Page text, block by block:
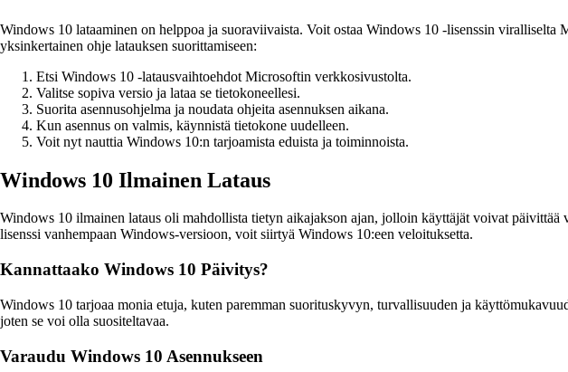
Windows 10 lataaminen on helppoa ja suoraviivaista. Voit ostaa Windows 10 -lisenssin
yksinkertainen ohje latauksen suorittamiseen:
Etsi Windows 10 -latausvaihtoehdot Microsoftin verkkosivustolta.
Valitse sopiva versio ja lataa se tietokoneellesi.
Suorita asennusohjelma ja noudata ohjeita asennuksen aikana.
Kun asennus on valmis, käynnistä tietokone uudelleen.
Voit nyt nauttia Windows 10:n tarjoamista eduista ja toiminnoista.
Windows 10 Ilmainen Lataus
Windows 10 ilmainen lataus oli mahdollista tietyn aikajakson ajan, jolloin käyttäjät voivat
lisenssi vanhempaan Windows-versioon, voit siirtyä Windows 10:een veloituksetta.
Kannattaako Windows 10 Päivitys?
Windows 10 tarjoaa monia etuja, kuten paremman suorituskyvyn, turvallisuuden ja
joten se voi olla suositeltavaa.
Varaudu Windows 10 Asennukseen